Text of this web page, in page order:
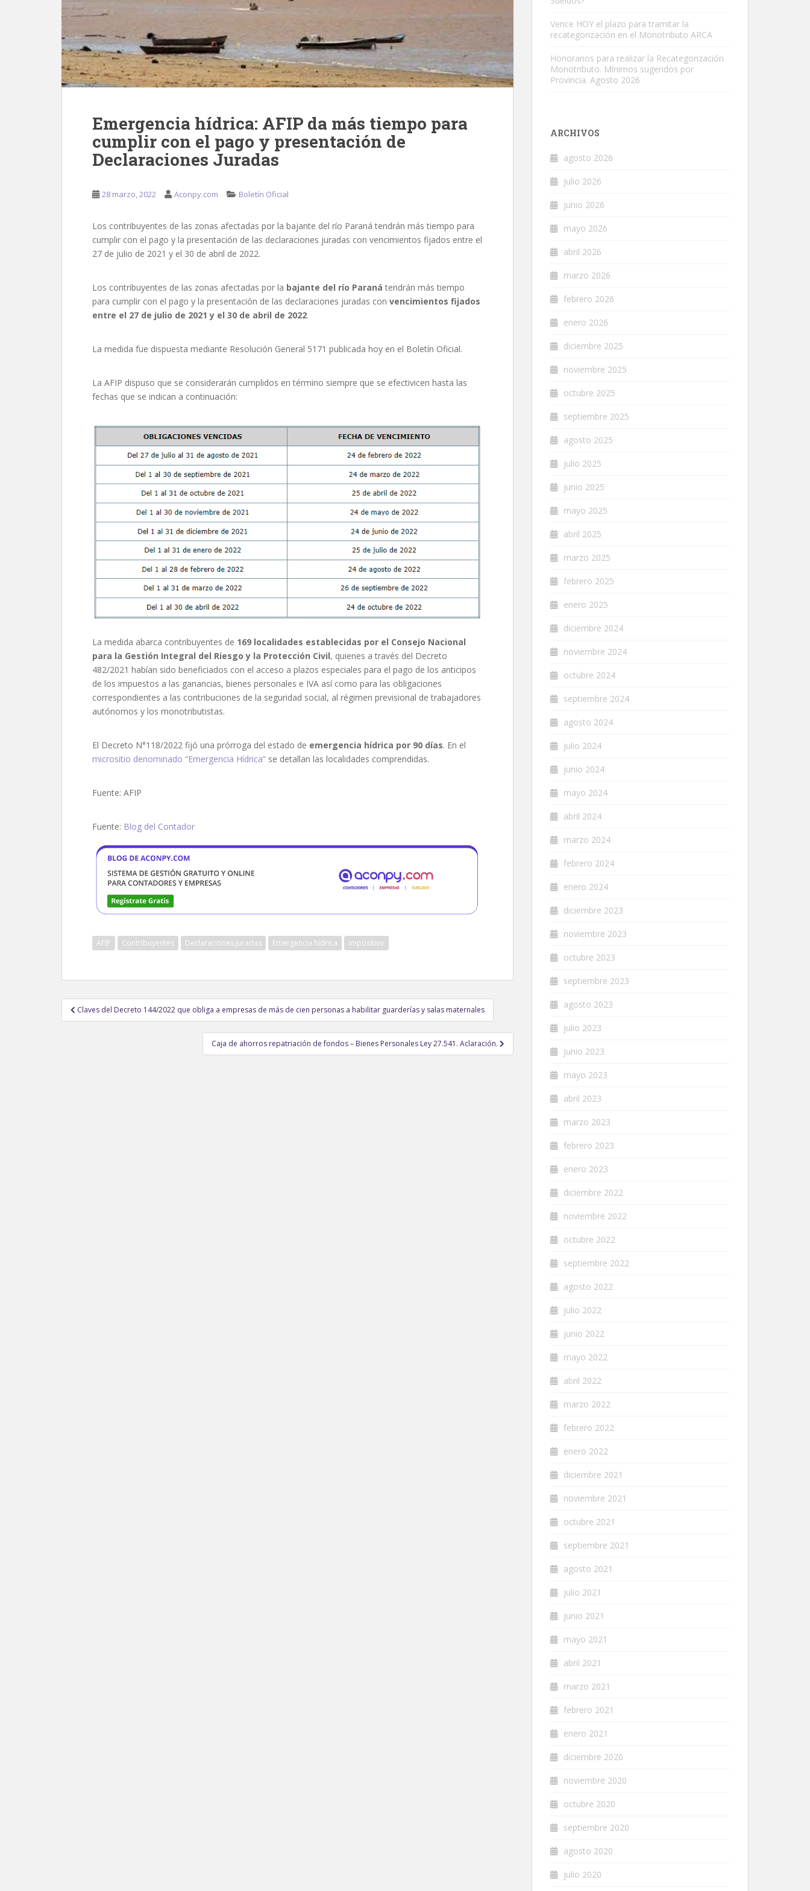
Emergencia hídrica: AFIP da más tiempo para
cumplir con el pago y presentación de
Declaraciones Juradas
28 marzo, 2022 Aconpy.com Boletín Oficial
Los contribuyentes de las zonas afectadas por la bajante del río Paraná tendrán más tiempo para
cumplir con el pago y la presentación de las declaraciones juradas con vencimientos fijados entre el
27 de julio de 2021 y el 30 de abril de 2022.
Los contribuyentes de las zonas afectadas por la bajante del río Paraná tendrán más tiempo
para cumplir con el pago y la presentación de las declaraciones juradas con vencimientos fijados
entre el 27 de julio de 2021 y el 30 de abril de 2022.
La medida fue dispuesta mediante Resolución General 5171 publicada hoy en el Boletín Oficial.
La AFIP dispuso que se considerarán cumplidos en término siempre que se efectivicen hasta las
fechas que se indican a continuación:
La medida abarca contribuyentes de 169 localidades establecidas por el Consejo Nacional
para la Gestión Integral del Riesgo y la Protección Civil, quienes a través del Decreto
482/2021 habían sido beneficiados con el acceso a plazos especiales para el pago de los anticipos
de los impuestos a las ganancias, bienes personales e IVA así como para las obligaciones
correspondientes a las contribuciones de la seguridad social, al régimen previsional de trabajadores
autónomos y los monotributistas.
El Decreto N°118/2022 fijó una prórroga del estado de emergencia hídrica por 90 días. En el
micrositio denominado “Emergencia Hídrica” se detallan las localidades comprendidas.
Fuente: AFIP
Fuente: Blog del Contador
AFIP Contribuyentes Declaraciones Juradas Emergencia hídrica impositivo
Navegación
de
Claves del Decreto 144/2022 que obliga a empresas de más de cien personas a habilitar guarderías y salas maternales
Caja de ahorros repatriación de fondos – Bienes Personales Ley 27.541. Aclaración.
Vence HOY el plazo para tramitar la
recategorización en el Monotributo ARCA
Honorarios para realizar la Recategorización
Monotributo. Mínimos sugeridos por
Provincia. Agosto 2026
ARCHIVOS
agosto 2026
julio 2026
junio 2026
mayo 2026
abril 2026
marzo 2026
febrero 2026
enero 2026
diciembre 2025
noviembre 2025
octubre 2025
septiembre 2025
agosto 2025
julio 2025
junio 2025
mayo 2025
abril 2025
marzo 2025
febrero 2025
enero 2025
diciembre 2024
noviembre 2024
octubre 2024
septiembre 2024
agosto 2024
julio 2024
junio 2024
mayo 2024
abril 2024
marzo 2024
febrero 2024
enero 2024
diciembre 2023
noviembre 2023
octubre 2023
septiembre 2023
agosto 2023
julio 2023
junio 2023
mayo 2023
abril 2023
marzo 2023
febrero 2023
enero 2023
diciembre 2022
noviembre 2022
octubre 2022
septiembre 2022
agosto 2022
julio 2022
junio 2022
mayo 2022
abril 2022
marzo 2022
febrero 2022
enero 2022
diciembre 2021
noviembre 2021
octubre 2021
septiembre 2021
agosto 2021
julio 2021
junio 2021
mayo 2021
abril 2021
marzo 2021
febrero 2021
enero 2021
diciembre 2020
noviembre 2020
octubre 2020
septiembre 2020
agosto 2020
julio 2020